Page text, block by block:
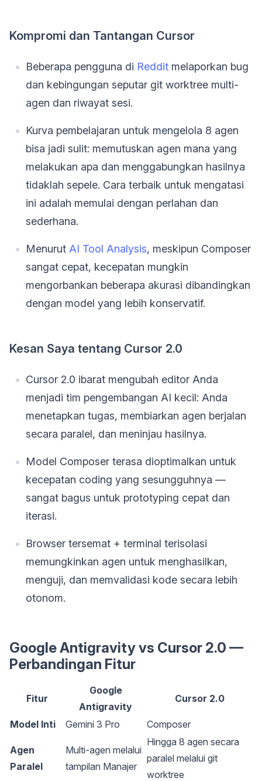
Kompromi dan Tantangan Cursor
Beberapa pengguna di Reddit melaporkan bug
dan kebingungan seputar git worktree multi-
agen dan riwayat sesi.
Kurva pembelajaran untuk mengelola 8 agen
bisa jadi sulit: memutuskan agen mana yang
melakukan apa dan menggabungkan hasilnya
tidaklah sepele. Cara terbaik untuk mengatasi
ini adalah memulai dengan perlahan dan
sederhana.
Menurut AI Tool Analysis, meskipun Composer
sangat cepat, kecepatan mungkin
mengorbankan beberapa akurasi dibandingkan
dengan model yang lebih konservatif.
Kesan Saya tentang Cursor 2.0
Cursor 2.0 ibarat mengubah editor Anda
menjadi tim pengembangan AI kecil: Anda
menetapkan tugas, membiarkan agen berjalan
secara paralel, dan meninjau hasilnya.
Model Composer terasa dioptimalkan untuk
kecepatan coding yang sesungguhnya —
sangat bagus untuk prototyping cepat dan
iterasi.
Browser tersemat + terminal terisolasi
memungkinkan agen untuk menghasilkan,
menguji, dan memvalidasi kode secara lebih
otonom.
Google Antigravity vs Cursor 2.0 —
Perbandingan Fitur
Fitur
Google
Antigravity
Cursor 2.0
Model Inti Gemini 3 Pro Composer
Agen
Paralel
Multi-agen melalui
tampilan Manajer
Hingga 8 agen secara
paralel melalui git
worktree